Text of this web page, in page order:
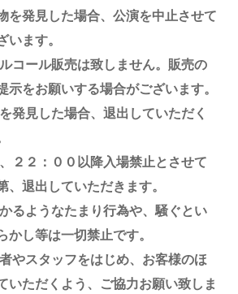
を発見した場合、公演を中止させて
います。
コール販売は致しません。販売の
示をお願いする場合がございます。
発見した場合、退出していただく
２２：００以降入場禁止とさせて
、退出していただきます。
るようなたまり行為や、騒ぐとい
かし等は一切禁止です。
やスタッフをはじめ、お客様のほ
いただくよう、ご協力お願い致しま